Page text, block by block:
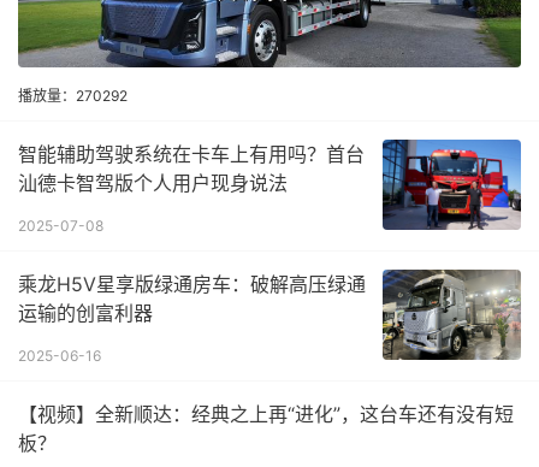
播放量：270292
智能辅助驾驶系统在卡车上有用吗？首台
汕德卡智驾版个人用户现身说法
2025-07-08
乘龙H5V星享版绿通房车：破解高压绿通
运输的创富利器
2025-06-16
【视频】全新顺达：经典之上再“进化”，这台车还有没有短
板？